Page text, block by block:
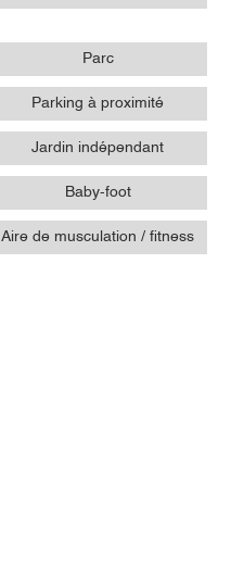
Parc
Parking à proximité
Jardin indépendant
Baby-foot
Aire de musculation / fitness